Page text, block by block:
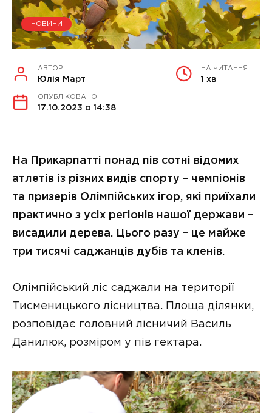
НОВИНИ
АВТОР
Юлія Март
НА ЧИТАННЯ
1 хв
ОПУБЛІКОВАНО
17.10.2023 о 14:38
На Прикарпатті понад пів сотні відомих
атлетів із різних видів спорту – чемпіонів
та призерів Олімпійських ігор, які приїхали
практично з усіх регіонів нашої держави –
висадили дерева. Цього разу – це майже
три тисячі саджанців дубів та кленів.
Олімпійський ліс саджали на території
Тисменицького лісництва. Площа ділянки,
розповідає головний лісничий Василь
Данилюк, розміром у пів гектара.